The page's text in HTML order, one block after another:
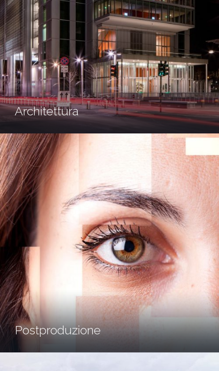
Architettura
Postproduzione